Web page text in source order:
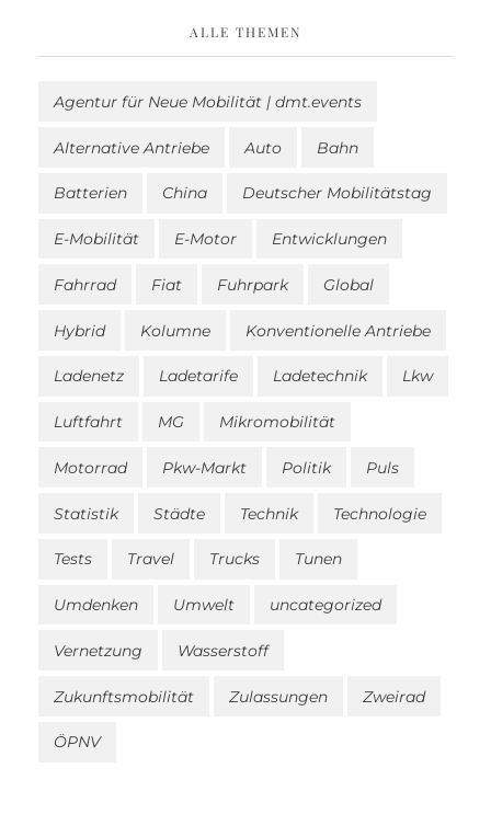
ALLE THEMEN
Agentur für Neue Mobilität | dmt.events
Alternative Antriebe Auto Bahn
Batterien China Deutscher Mobilitätstag
E-Mobilität E-Motor Entwicklungen
Fahrrad Fiat Fuhrpark Global
Hybrid Kolumne Konventionelle Antriebe
Ladenetz Ladetarife Ladetechnik Lkw
Luftfahrt MG Mikromobilität
Motorrad Pkw-Markt Politik Puls
Statistik Städte Technik Technologie
Tests Travel Trucks Tunen
Umdenken Umwelt uncategorized
Vernetzung Wasserstoff
Zukunftsmobilität Zulassungen Zweirad
ÖPNV